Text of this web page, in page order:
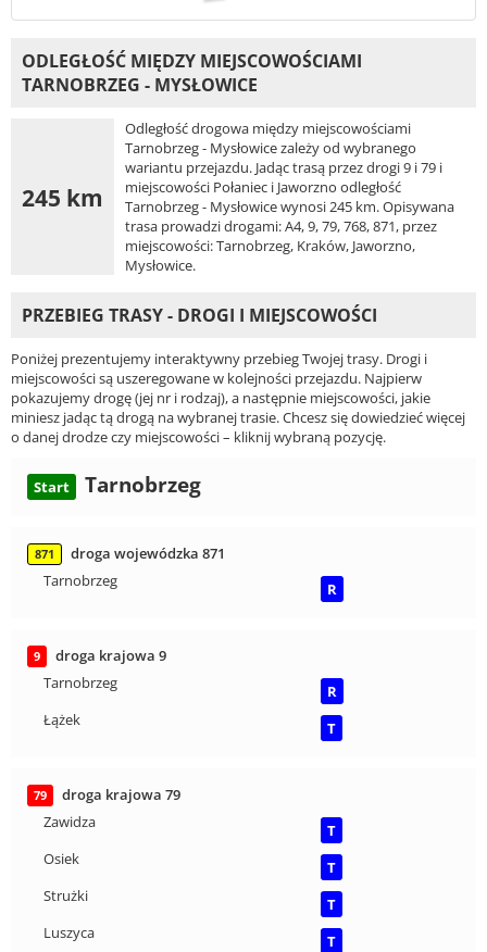
ODLEGŁOŚĆ MIĘDZY MIEJSCOWOŚCIAMI
TARNOBRZEG - MYSŁOWICE
245 km
Odległość drogowa między miejscowościami
Tarnobrzeg - Mysłowice zależy od wybranego
wariantu przejazdu. Jadąc trasą przez drogi 9 i 79 i
miejscowości Połaniec i Jaworzno odległość
Tarnobrzeg - Mysłowice wynosi 245 km. Opisywana
trasa prowadzi drogami: A4, 9, 79, 768, 871, przez
miejscowości: Tarnobrzeg, Kraków, Jaworzno,
Mysłowice.
PRZEBIEG TRASY - DROGI I MIEJSCOWOŚCI
Poniżej prezentujemy interaktywny przebieg Twojej trasy. Drogi i
miejscowości są uszeregowane w kolejności przejazdu. Najpierw
pokazujemy drogę (jej nr i rodzaj), a następnie miejscowości, jakie
miniesz jadąc tą drogą na wybranej trasie. Chcesz się dowiedzieć więcej
o danej drodze czy miejscowości – kliknij wybraną pozycję.
Start Tarnobrzeg
871
droga wojewódzka 871
Tarnobrzeg
R
9
droga krajowa 9
Tarnobrzeg
R
Łążek
T
79
droga krajowa 79
Zawidza
T
Osiek
T
Strużki
T
Luszyca
T